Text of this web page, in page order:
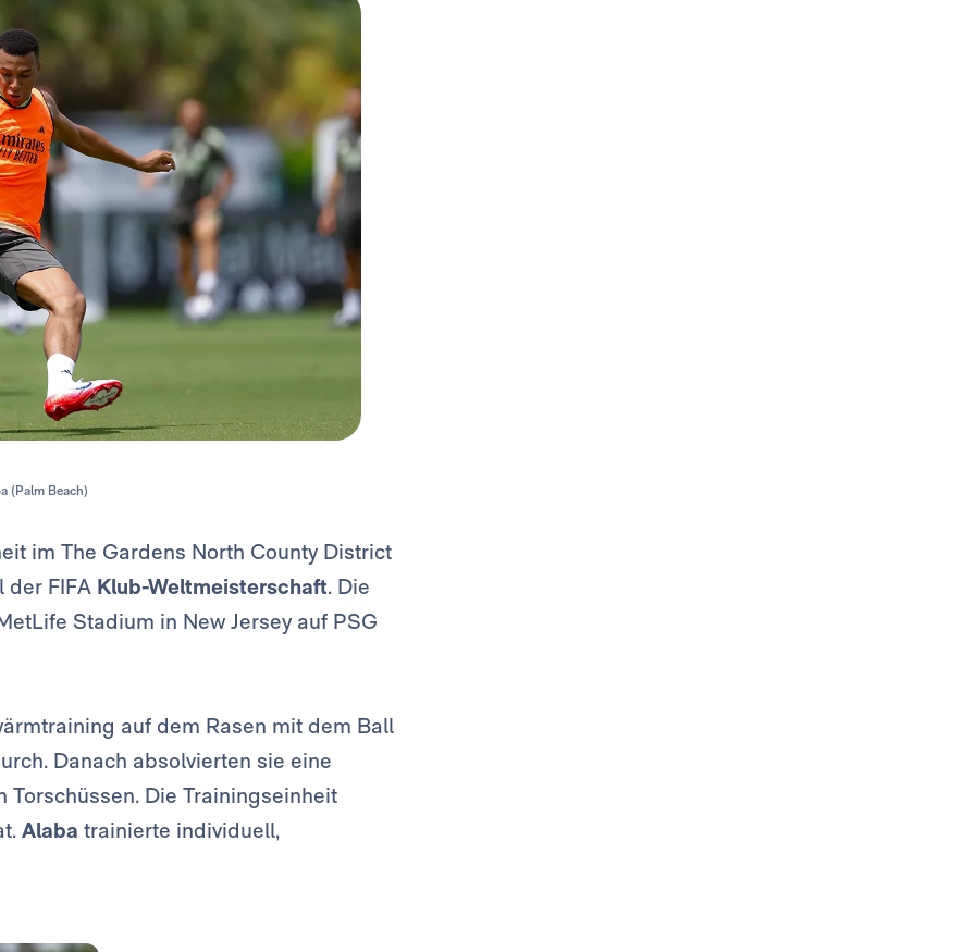
(Palm Beach)
im The Gardens North County District
der FIFA Klub-Weltmeisterschaft. Die
Stadium in New Jersey auf PSG
auf dem Rasen mit dem Ball
Danach absolvierten sie eine
Die Trainingseinheit
Alaba trainierte individuell,